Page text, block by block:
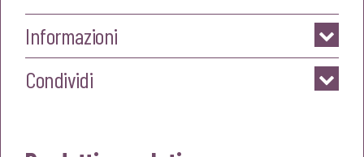
Informazioni
Condividi